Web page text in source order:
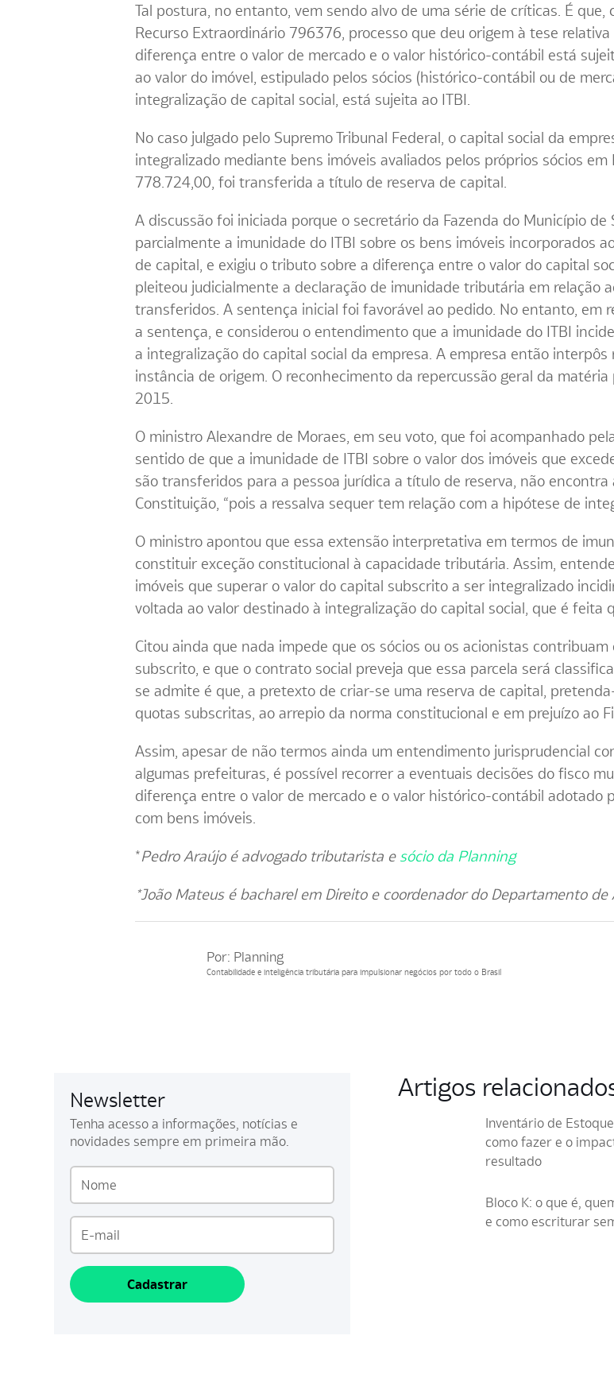
Tal postura, no entanto, vem sendo alvo de uma série de críticas. É
Recurso Extraordinário 796376, processo que deu origem à tese
diferença entre o valor de mercado e o valor histórico-contábil está
ao valor do imóvel, estipulado pelos sócios (histórico-contábil ou de
integralização de capital social, está sujeita ao ITBI.
No caso julgado pelo Supremo Tribunal Federal, o capital social da
integralizado mediante bens imóveis avaliados pelos próprios sócios
778.724,00, foi transferida a título de reserva de capital.
A discussão foi iniciada porque o secretário da Fazenda do Município de
parcialmente a imunidade do ITBI sobre os bens imóveis incorporados
de capital, e exigiu o tributo sobre a diferença entre o valor do capital
pleiteou judicialmente a declaração de imunidade tributária em relação
transferidos. A sentença inicial foi favorável ao pedido. No entanto, em
a sentença, e considerou o entendimento que a imunidade do ITBI
a integralização do capital social da empresa. A empresa então
instância de origem. O reconhecimento da repercussão geral da
2015.
O ministro Alexandre de Moraes, em seu voto, que foi acompanhado
sentido de que a imunidade de ITBI sobre o valor dos imóveis que
são transferidos para a pessoa jurídica a título de reserva, não
Constituição, “pois a ressalva sequer tem relação com a hipótese de
O ministro apontou que essa extensão interpretativa em termos de
constituir exceção constitucional à capacidade tributária. Assim,
imóveis que superar o valor do capital subscrito a ser integralizado
voltada ao valor destinado à integralização do capital social, que é feita
Citou ainda que nada impede que os sócios ou os acionistas
subscrito, e que o contrato social preveja que essa parcela será
se admite é que, a pretexto de criar-se uma reserva de capital,
quotas subscritas, ao arrepio da norma constitucional e em prejuízo ao
Assim, apesar de não termos ainda um entendimento jurisprudencial
algumas prefeituras, é possível recorrer a eventuais decisões do fisco
diferença entre o valor de mercado e o valor histórico-contábil adotado
com bens imóveis.
*Pedro Araújo é advogado tributarista e sócio da Planning
*João Mateus é bacharel em Direito e coordenador do Departamento
Por: Planning
Contabilidade e inteligência tributária para impulsionar negócios por todo o Brasil
Newsletter
Tenha acesso a informações, notícias e
novidades sempre em primeira mão.
Cadastrar
Artigos
Inventário de
como fazer e o
resultado
Bloco K: o que é,
e como escriturar